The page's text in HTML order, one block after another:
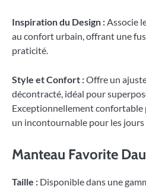
Inspiration du Design :Associe
au confort urbain, offrant une
praticité.
Style et Confort :Offre un
décontracté, idéal pour
Exceptionnellement confortable
un incontournable pour les jours
Manteau Favorite
Taille : Disponible dans une